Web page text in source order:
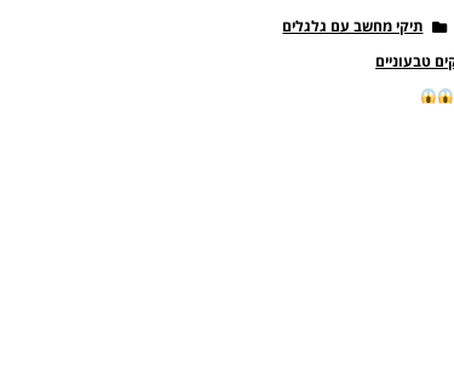
תיקי מחשב עם גלגלים
טבעוניים